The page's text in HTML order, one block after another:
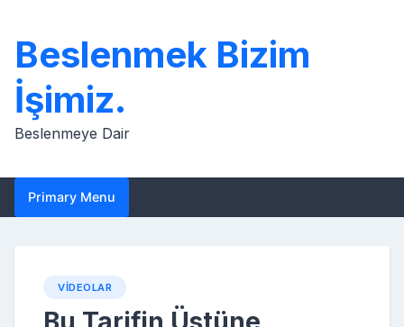
content
Beslenmek Bizim
İşimiz.
Beslenmeye Dair
Primary Menu
VIDEOLAR